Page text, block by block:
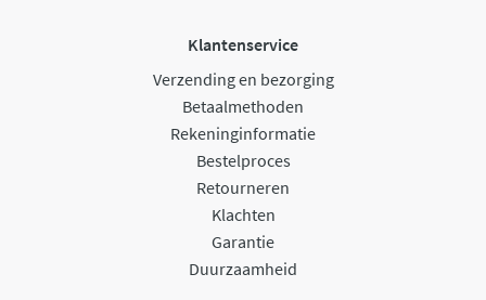
Klantenservice
Verzending en bezorging
Betaalmethoden
Rekeninginformatie
Bestelproces
Retourneren
Klachten
Garantie
Duurzaamheid